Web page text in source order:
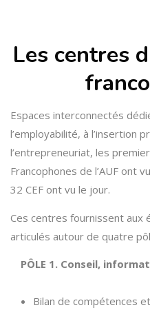
Les centres
Espaces interconnectés
l’employabilité, à l’insertion
l’entrepreneuriat, les
Francophones de l’AUF ont
32 CEF ont vu le jour.
Ces centres fournissent aux
articulés autour de quatre
PÔLE 1. Conseil,
Bilan de compétences